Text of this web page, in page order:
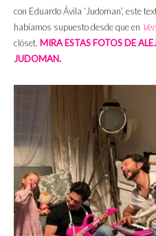
con Eduardo Ávila ‘Judoman’, este
habíamos supuesto desde que en
clóset. MIRA ESTAS FOTOS DE
JUDOMAN.